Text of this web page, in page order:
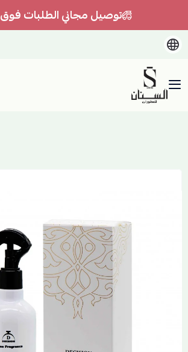
توصيل مجاني الطلبات فوق 100
السنان للعطور والعسل الطبيعي